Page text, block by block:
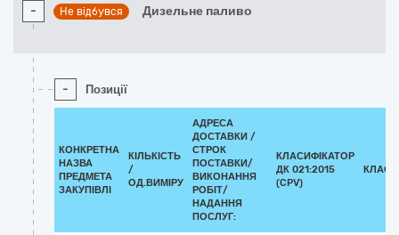
- Не відбувся Дизельне паливо
- Позиції
КОНКРЕТНА
НАЗВА
ПРЕДМЕТА
ЗАКУПІВЛІ
КІЛЬКІСТЬ
/
ОД.ВИМІРУ
АДРЕСА
ДОСТАВКИ /
СТРОК
ПОСТАВКИ/
ВИКОНАННЯ
РОБІТ/
НАДАННЯ
ПОСЛУГ:
КЛАСИФІКАТОР
ДК 021:2015
(CPV)